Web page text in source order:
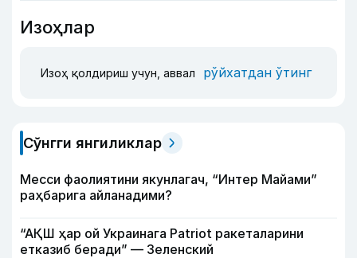
Изоҳлар
Изоҳ қолдириш учун, аввал рўйхатдан ўтинг
Сўнгги янгиликлар
Месси фаолиятини якунлагач, “Интер Майами”
раҳбарига айланадими?
“АҚШ ҳар ой Украинага Patriot ракеталарини
етказиб беради” — Зеленский